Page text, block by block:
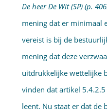
De heer De Wit (SP) (p.
mening dat er minimaal
vereist is bij de
mening dat deze
uitdrukkelijke wettelijke
vinden dat artikel
leent. Nu staat er dat de